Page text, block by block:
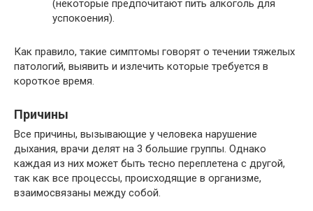
(некоторые предпочитают пить алкоголь для
успокоения).
Как правило, такие симптомы говорят о течении тяжелых
патологий, выявить и излечить которые требуется в
короткое время.
Причины
Все причины, вызывающие у человека нарушение
дыхания, врачи делят на 3 большие группы. Однако
каждая из них может быть тесно переплетена с другой,
так как все процессы, происходящие в организме,
взаимосвязаны между собой.